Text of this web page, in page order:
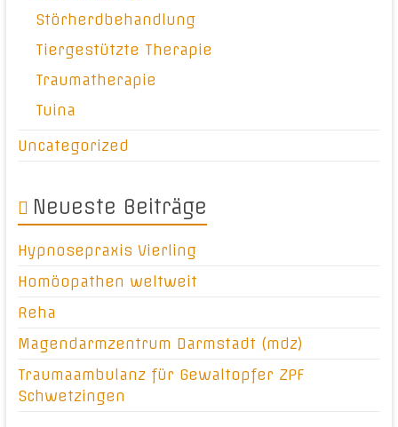
Störherdbehandlung
Tiergestützte Therapie
Traumatherapie
Tuina
Uncategorized
Neueste Beiträge
Hypnosepraxis Vierling
Homöopathen weltweit
Reha
Magendarmzentrum Darmstadt (mdz)
Traumaambulanz für Gewaltopfer ZPF
Schwetzingen